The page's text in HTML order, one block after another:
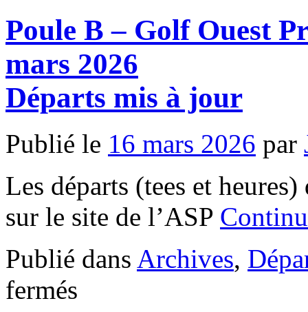
Poule B – Golf Ouest
mars 2026
Départs mis à jour
Publié le 16 mars 2026 par
Les départs (tees et
sur le site de l’ASP
Publié dans Archives,
fermés